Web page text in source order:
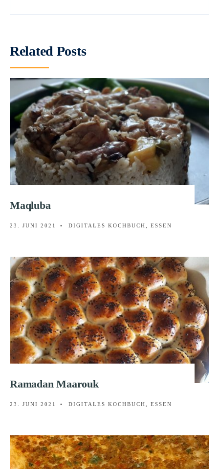
Related Posts
Maqluba
23. JUNI 2021 • DIGITALES KOCHBUCH ESSEN
Ramadan Maarouk
23. JUNI 2021 • DIGITALES KOCHBUCH ESSEN